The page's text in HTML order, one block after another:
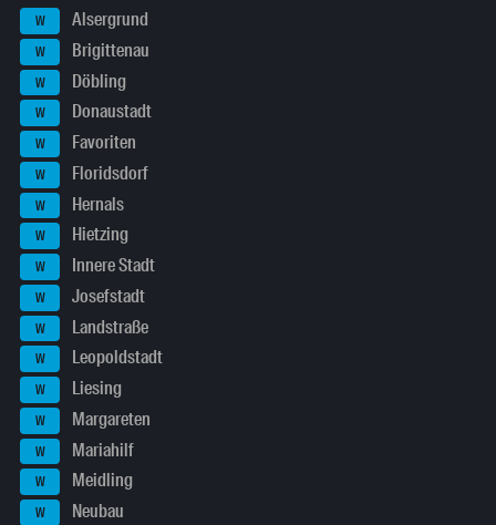
W Alsergrund
W Brigittenau
W Döbling
W Donaustadt
W Favoriten
W Floridsdorf
W Hernals
W Hietzing
W Innere Stadt
W Josefstadt
W Landstraße
W Leopoldstadt
W Liesing
W Margareten
W Mariahilf
W Meidling
W Neubau